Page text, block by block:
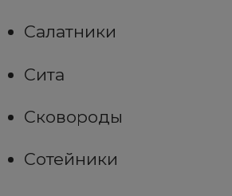
Салатники
Сита
Сковороды
Сотейники